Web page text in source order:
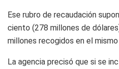
Ese rubro de recaudación
ciento (278 millones de
millones recogidos en el
La agencia precisó que si se